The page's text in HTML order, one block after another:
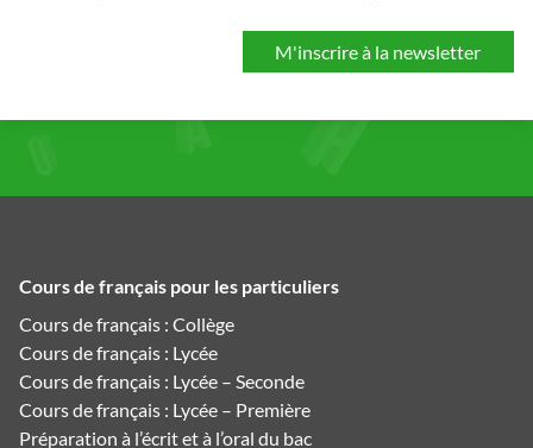
Cours de français pour les particuliers
Cours de français : Collège
Cours de français : Lycée
Cours de français : Lycée – Seconde
Cours de français : Lycée – Première
Préparation à l’écrit et à l’oral du bac